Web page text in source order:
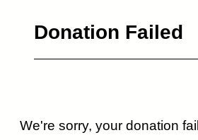
Donation Failed
We're sorry, your donation